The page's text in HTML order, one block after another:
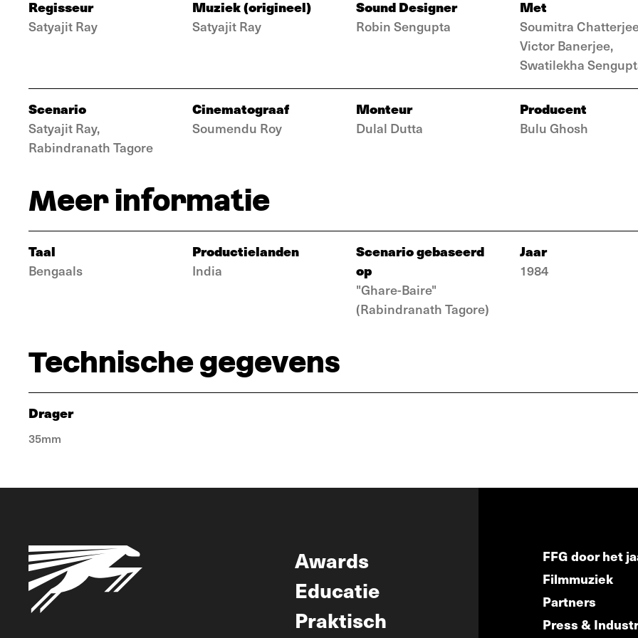
Regisseur
Satyajit Ray
Muziek (origineel)
Satyajit Ray
Sound Designer
Robin Sengupta
Met
Soumitra
Victor Banerjee,
Swatilekha
Scenario
Satyajit Ray,
Rabindranath Tagore
Cinematograaf
Soumendu Roy
Monteur
Dulal Dutta
Producent
Bulu Ghosh
Meer informatie
Taal
Bengaals
Productielanden
India
Scenario gebaseerd
op
"Ghare-Baire"
(Rabindranath Tagore)
Jaar
1984
Technische gegevens
Drager
35mm
Awards
Educatie
Praktisch
FFG door het
Filmmuziek
Partners
Press &